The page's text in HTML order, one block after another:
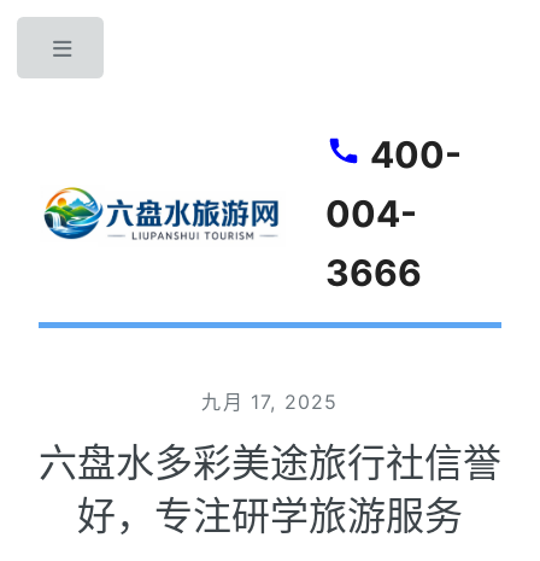
400-
004-
3666
九月 17, 2025
六盘水多彩美途旅行社信誉
好，专注研学旅游服务